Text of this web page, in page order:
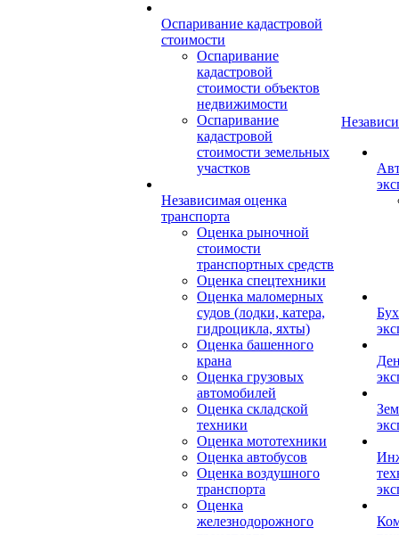
Оспаривание кадастровой
стоимости
Оспаривание
кадастровой
стоимости объектов
недвижимости
Оспаривание
кадастровой
стоимости земельных
участков
Независимая оценка
транспорта
Оценка рыночной
стоимости
транспортных средств
Оценка спецтехники
Оценка маломерных
судов (лодки, катера,
гидроцикла, яхты)
Оценка башенного
крана
Оценка грузовых
автомобилей
Оценка складской
техники
Оценка мототехники
Оценка автобусов
Оценка воздушного
транспорта
Оценка
железнодорожного